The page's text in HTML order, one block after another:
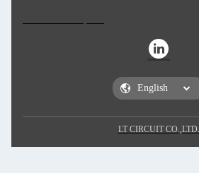
LT CIRCUIT CO.,LTD.